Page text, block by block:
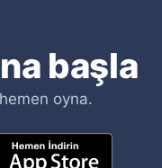
başla
oyna.